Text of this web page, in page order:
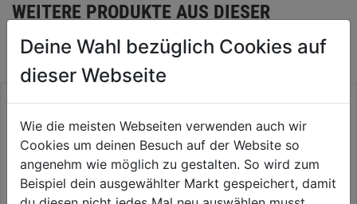
WEITERE PRODUKTE AUS DIESER
KATEGORIE
Deine Wahl bezüglich Cookies auf
dieser Webseite
Wie die meisten Webseiten verwenden auch wir
Cookies um deinen Besuch auf der Website so
angenehm wie möglich zu gestalten. So wird zum
Beispiel dein ausgewählter Markt gespeichert, damit